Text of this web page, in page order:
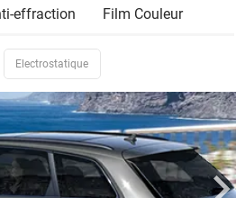
effraction Film Couleur
Electrostatique
2) 5
portes(2017 -
changer de véhicule
marque
modèle